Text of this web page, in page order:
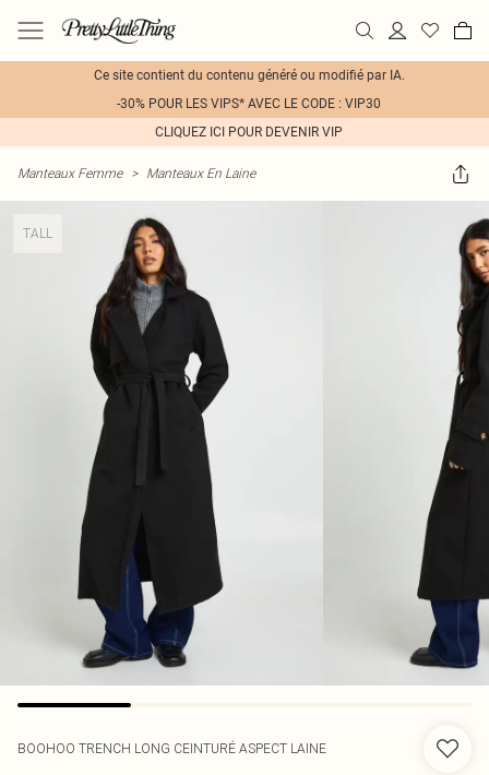
Ce site contient du contenu généré ou modifié par IA.
-30% POUR LES VIPS* AVEC LE CODE : VIP30
CLIQUEZ ICI POUR DEVENIR VIP
Manteaux Femme > Manteaux En Laine
TALL
BOOHOO TRENCH LONG CEINTURÉ ASPECT LAINE